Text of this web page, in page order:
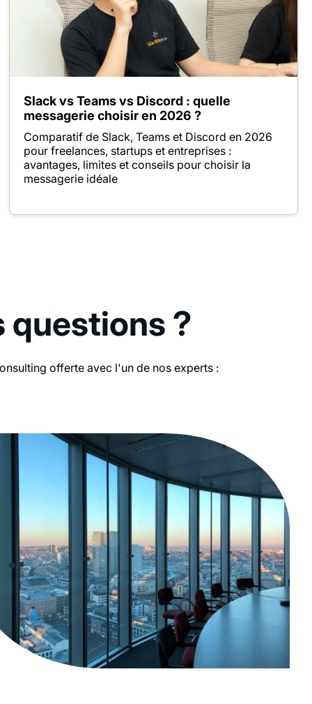
Slack vs Teams vs Discord : quelle
messagerie choisir en 2026 ?
Comparatif de Slack, Teams et Discord en 2026
pour freelances, startups et entreprises :
avantages, limites et conseils pour choisir la
messagerie idéale
questions ?
offerte avec l'un de nos experts :